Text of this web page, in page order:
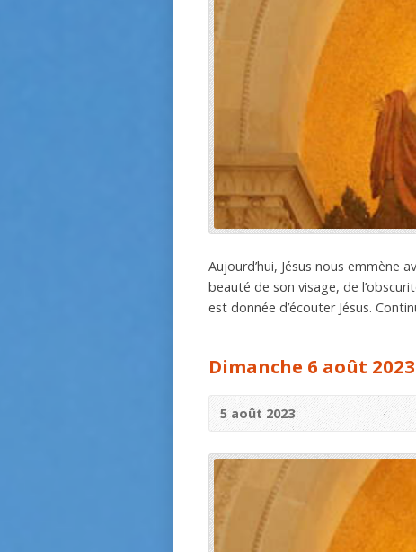
Aujourd’hui, Jésus nous emmène
beauté de son visage, de
est donnée d’écouter Jésus.
Dimanche 6 août
5 août 2023